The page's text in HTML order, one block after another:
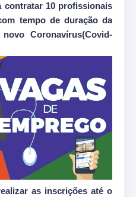
contratar 10 profissionais
tempo de duração da
Coronavírus(Covid-
as inscrições até o